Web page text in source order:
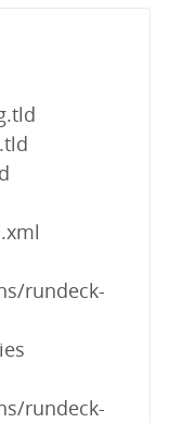
rundeck-
rundeck-